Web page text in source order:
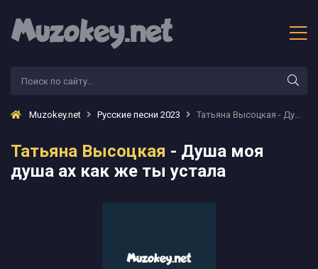
Muzokey.net Русские песни 2023 Татьяна Высоцкая - Душа моя душа ах как же ты устала
Татьяна Высоцкая - Душа моя
душа ах как же ты устала